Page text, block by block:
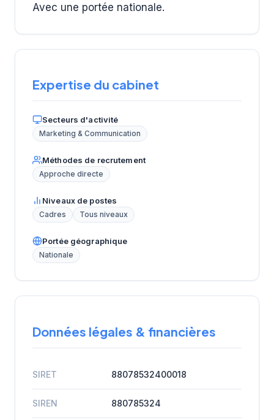
Avec une portée nationale.
Expertise du cabinet
Secteurs d'activité
Marketing & Communication
Méthodes de recrutement
Approche directe
Niveaux de postes
Cadres Tous niveaux
Portée géographique
Nationale
Données légales & financières
SIRET 88078532400018
SIREN 880785324